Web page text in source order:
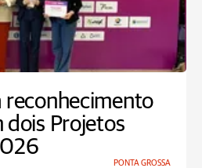
reconhecimento
dois Projetos
PONTA GROSSA